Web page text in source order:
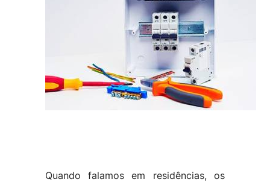
Quando falamos em residências, os